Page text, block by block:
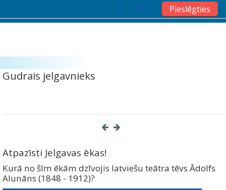
Pieslēgties
Gudrais jelgavnieks
Atpazīsti Jelgavas ēkas!
Kurā no šīm ēkām dzīvojis latviešu teātra tēvs Ādolfs
Alunāns (1848 - 1912)?